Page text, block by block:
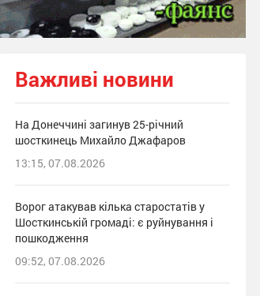
Важливі новини
На Донеччині загинув 25-річний
шосткинець Михайло Джафаров
13:15, 07.08.2026
Ворог атакував кілька старостатів у
Шосткинській громаді: є руйнування і
пошкодження
09:52, 07.08.2026